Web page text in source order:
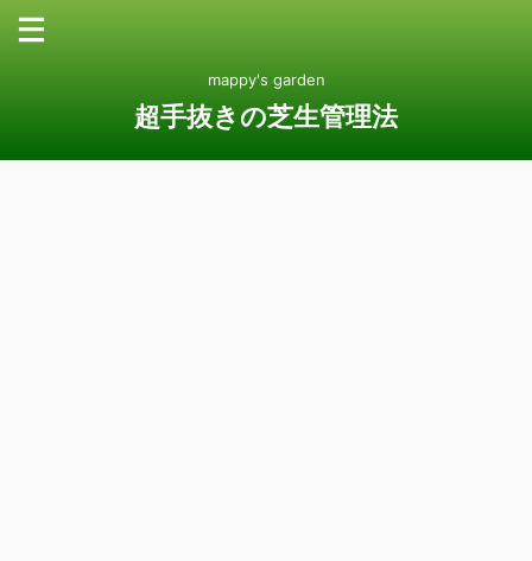
mappy's garden
超手抜きの芝生管理法